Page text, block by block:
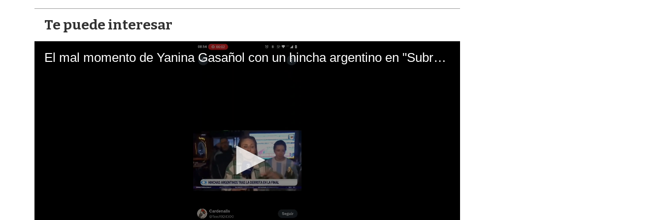
Te puede interesar
El mal momento de Yanina Gasañol con un hincha argentino en "Subrayado"